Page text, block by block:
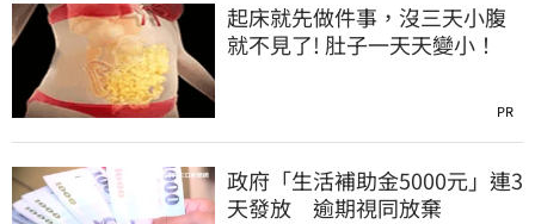
起床就先做件事，沒三天小腹
就不見了! 肚子一天天變小！
PR
政府「生活補助金5000元」連3
天發放 逾期視同放棄